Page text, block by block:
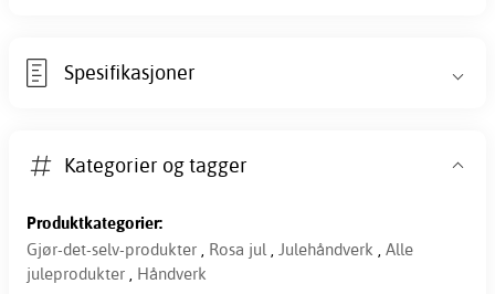
Spesifikasjoner
Kategorier og tagger
Produktkategorier:
Gjør-det-selv-produkter , Rosa jul , Julehåndverk , Alle
juleprodukter , Håndverk